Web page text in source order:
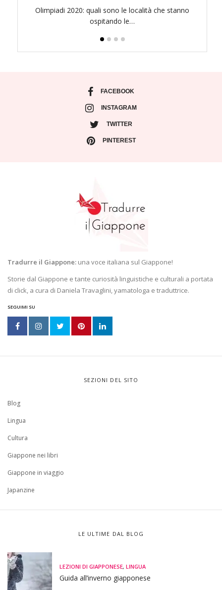
Olimpiadi 2020: quali sono le località che stanno
ospitando le…
FACEBOOK
INSTAGRAM
TWITTER
PINTEREST
Tradurre il Giappone: una voce italiana sul Giappone!
Storie dal Giappone e tante curiosità linguistiche e culturali a portata
di click, a cura di Daniela Travaglini, yamatologa e traduttrice.
SEGUIMI SU
SEZIONI DEL SITO
Blog
Lingua
Cultura
Giappone nei libri
Giappone in viaggio
Japanzine
LE ULTIME DAL BLOG
LEZIONI DI GIAPPONESE, LINGUA
Guida all’inverno giapponese